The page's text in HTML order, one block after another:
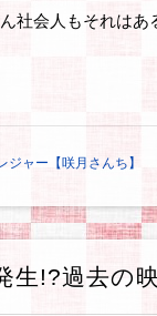
社会人もそれはあ
ジャー【咲月さんち】
生!?過去の